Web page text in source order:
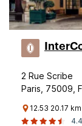
2 Rue Scribe
Paris, 75009,
12.53 20.17